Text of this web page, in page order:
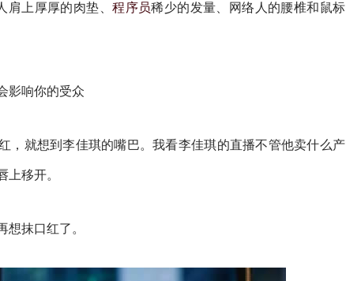
肩上厚厚的肉垫、程序员稀少的发量、网络人的腰椎和鼠标
影响你的受众
，就想到李佳琪的嘴巴。我看李佳琪的直播不管他卖什么产
上移开。
想抹口红了。